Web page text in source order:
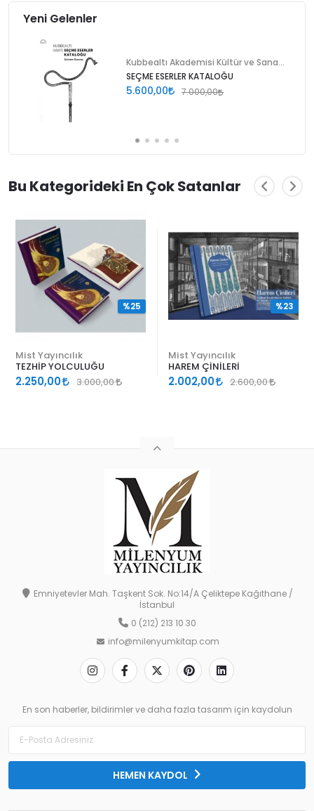
Yeni Gelenler
SEÇME ESERLER KATALOĞU
5.600,00 7.000,00
Bu Kategorideki En Çok Satanlar
Mist Yayıncılık
TEZHİP YOLCULUĞU
2.250,00 3.000,00
%25
Mist Yayıncılık
HAREM ÇİNİLERİ
2.002,00 2.600,00
%23
Emniyetevler Mah. Taşkent Sok. No:14/A Çeliktepe Kağıthane /
İstanbul
0 (212) 213 10 30
info@milenyumkitap.com
En son haberler, bildirimler ve daha fazla tasarım için kaydolun
HEMEN KAYDOL